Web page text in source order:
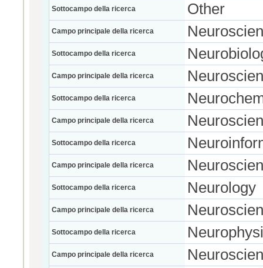
Sottocampo della ricerca Other
Campo principale della ricerca
Sottocampo della ricerca
Campo principale della ricerca
Sottocampo della ricerca
Campo principale della ricerca
Sottocampo della ricerca
Campo principale della ricerca
Sottocampo della ricerca Neurology
Campo principale della ricerca
Sottocampo della ricerca
Campo principale della ricerca